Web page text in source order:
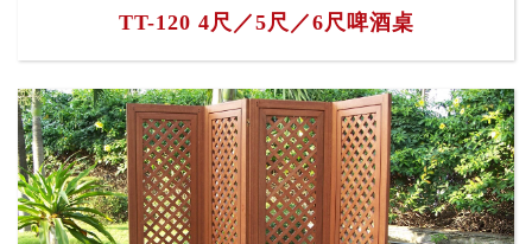
TT-120 4尺／5尺／6尺啤酒桌